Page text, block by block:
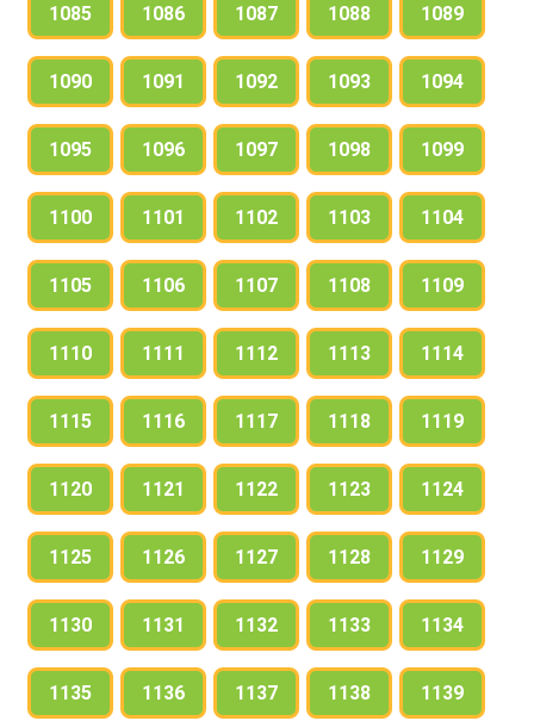
1085 1086 1087 1088 1089
1090 1091 1092 1093 1094
1095 1096 1097 1098 1099
1100 1101 1102 1103 1104
1105 1106 1107 1108 1109
1110 1111 1112 1113 1114
1115 1116 1117 1118 1119
1120 1121 1122 1123 1124
1125 1126 1127 1128 1129
1130 1131 1132 1133 1134
1135 1136 1137 1138 1139